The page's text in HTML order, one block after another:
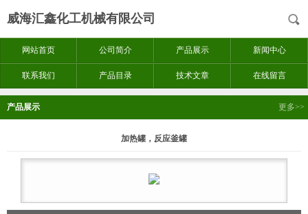
威海汇鑫化工机械有限公司
网站首页 公司简介 产品展示 新闻中心
联系我们 产品目录 技术文章 在线留言
产品展示 更多>>
加热罐，反应釜罐